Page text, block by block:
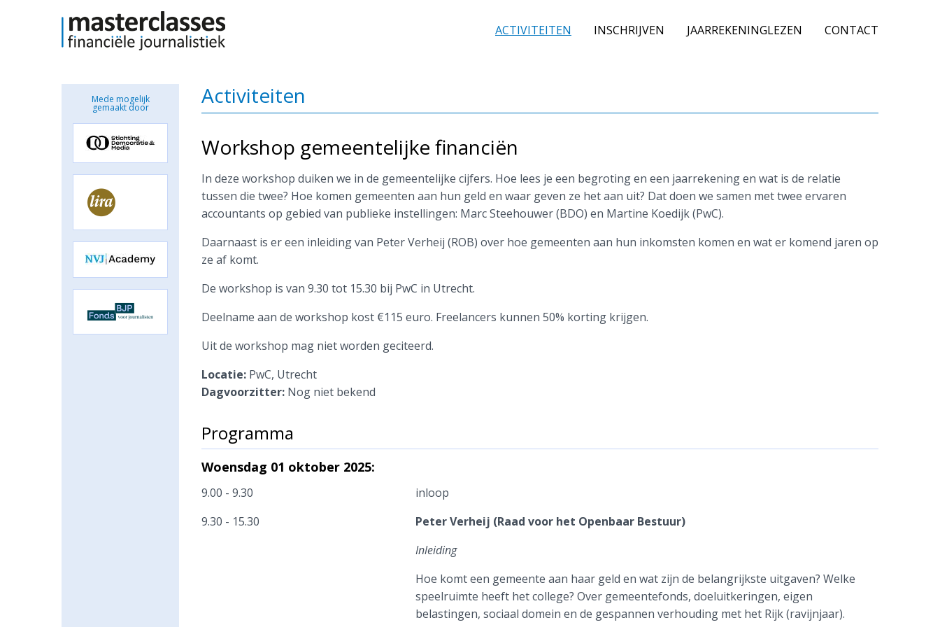
ACTIVITEITEN INSCHRIJVEN JAARREKENINGLEZEN CONTACT
Activiteiten
Workshop gemeentelijke financiën
In deze workshop duiken we in de gemeentelijke cijfers. Hoe lees je een begroting en een jaarrekening en wat is de relatie
tussen die twee? Hoe komen gemeenten aan hun geld en waar geven ze het aan uit? Dat doen we samen met twee ervaren
accountants op gebied van publieke instellingen: Marc Steehouwer (BDO) en Martine Koedijk (PwC).
Daarnaast is er een inleiding van Peter Verheij (ROB) over hoe gemeenten aan hun inkomsten komen en wat er komend jaren op
ze af komt.
De workshop is van 9.30 tot 15.30 bij PwC in Utrecht.
Deelname aan de workshop kost €115 euro. Freelancers kunnen 50% korting krijgen.
Uit de workshop mag niet worden geciteerd.
Locatie: PwC, Utrecht
Dagvoorzitter: Nog niet bekend
Programma
Woensdag 01 oktober 2025:
9.00 - 9.30
inloop
9.30 - 15.30
Peter Verheij (Raad voor het Openbaar Bestuur)
Inleiding
Hoe komt een gemeente aan haar geld en wat zijn de belangrijkste uitgaven? Welke
speelruimte heeft het college? Over gemeentefonds, doeluitkeringen, eigen
belastingen, sociaal domein en de gespannen verhouding met het Rijk (ravijnjaar).
Mede mogelijk
gemaakt door